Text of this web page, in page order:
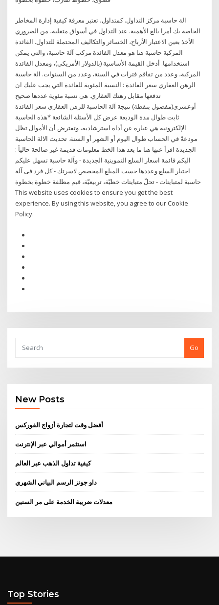
الة حاسبة مركز التداول. كمتداول، تعتبر معرفة كيفية إدارة المخاطر
الخاصة بك أمرا بالغ الأهمية. عند التداول في أسواق متقلبة، من الضروري
الأخذ بعين الاعتبار الأرباح، الخسائر والتكاليف المحتملة للتداول. الفائدة
المركبة حاسبة هنا هو معدل الفائدة مركب آلة حاسبة، والتي يمكن
استخدامها. أدخل القيمة الأساسية (بالدولار الأمريكي)، ومعدل الفائدة
المركبة، وعدد من تفاقم فترات في السنة، وعدد من السنوات. الة حاسبة
الرهن العقاري سعر الفائدة : النسبة المئوية للفائدة التي يجب عليك ان
تدفعها مقابل رهنك العقاري. هي نسبة مئوية عددها صحيح
أوعشري(مفصول بنقطة) نتيجة آلة الحاسبة للرهن العقاري سعر الفائدة
ثابت طوال مدة الوديعة عرض كل الأسئلة الشائعة *هذه الحاسبة
الإلكترونية هي عبارة عن أداة استرشادية، وتفترض أن الأموال تظل
مودعةً في الحساب طوال اليوم أو الشهر أو السنة. تحديث الالة الحاسبة
الجديدة اقرأ عنها هنا ما بعد هذا الخط معلومات قديمة غير صالحة حالياً :
اليكم قائمة اسعار السلع التموينية الجديدة - وآلة حاسبة تسهل عليكم
اختيار السلع وعددها حسب المبلغ المخصص لاسرتك - كل فرد فى آلة
حاسبة لمتباينات - تحلّ متباينات خطيّة، تربيعيّة، قيم مطلقة خطوة بخطوة
This website uses cookies to ensure you get the best
experience. By using this website, you agree to our Cookie
Policy.
Go
New Posts
أفضل وقت لتجارة أزواج الفوركس
استثمر أموالي عبر الإنترنت
كيفية تداول الذهب عبر العالم
داو جونز الرسم البياني الشهري
معدلات ضريبة الخدمة على مر السنين
Top Stories